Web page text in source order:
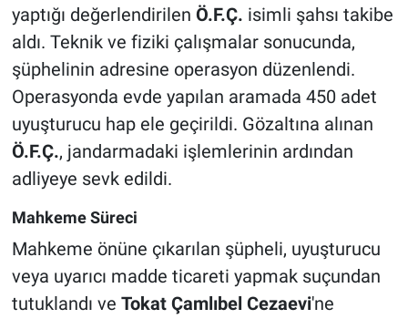
yaptığı değerlendirilen Ö.F.Ç. isimli şahsı takibe
aldı. Teknik ve fiziki çalışmalar sonucunda,
şüphelinin adresine operasyon düzenlendi.
Operasyonda evde yapılan aramada 450 adet
uyuşturucu hap ele geçirildi. Gözaltına alınan
Ö.F.Ç., jandarmadaki işlemlerinin ardından
adliyeye sevk edildi.
Mahkeme Süreci
Mahkeme önüne çıkarılan şüpheli, uyuşturucu
veya uyarıcı madde ticareti yapmak suçundan
tutuklandı ve Tokat Çamlıbel Cezaevi'ne